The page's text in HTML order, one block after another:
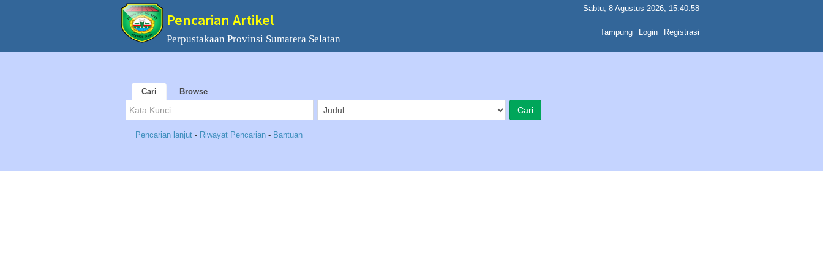
Pencarian Artikel
Perpustakaan Provinsi Sumatera Selatan
Sabtu, 8 Agustus 2026, 15:40:58
Tampung Login Registrasi
Cari Browse
Pencarian lanjut - Riwayat Pencarian - Bantuan